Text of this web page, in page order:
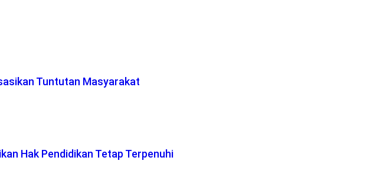
Tuntutan Masyarakat
Hak Pendidikan Tetap Terpenuhi